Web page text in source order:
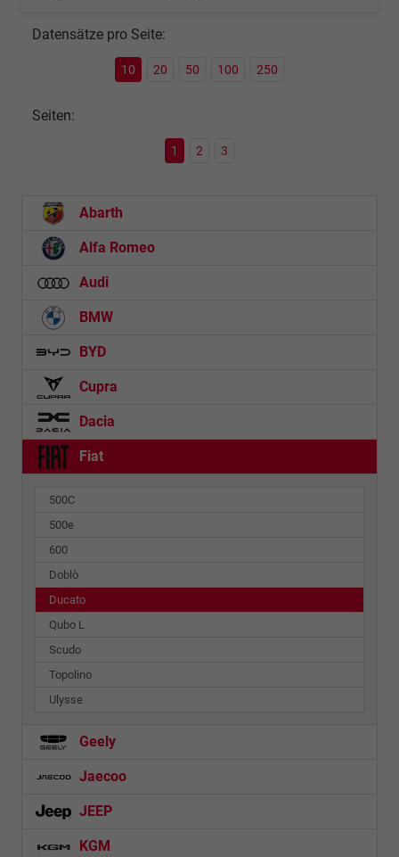
Datensätze pro Seite:
10 20 50 100 250
Seiten:
1 2 3
Abarth
Alfa Romeo
Audi
BMW
BYD
Cupra
Dacia
Fiat
500C
500e
600
Doblò
Ducato
Qubo L
Scudo
Topolino
Ulysse
Geely
Jaecoo
JEEP
KGM